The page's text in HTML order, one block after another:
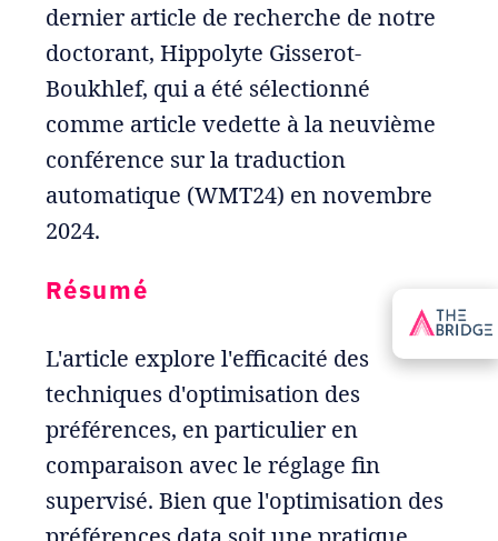
dernier article de recherche de notre
doctorant, Hippolyte Gisserot-
Boukhlef, qui a été sélectionné
comme article vedette à la neuvième
conférence sur la traduction
automatique (WMT24) en novembre
2024.
Résumé
L'article explore l'efficacité des
techniques d'optimisation des
préférences, en particulier en
comparaison avec le réglage fin
supervisé. Bien que l'optimisation des